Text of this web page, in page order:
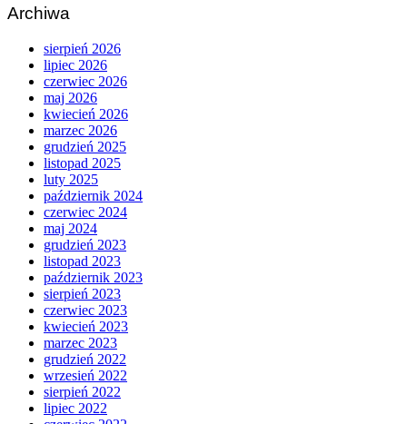
Archiwa
sierpień 2026
lipiec 2026
czerwiec 2026
maj 2026
kwiecień 2026
marzec 2026
grudzień 2025
listopad 2025
luty 2025
październik 2024
czerwiec 2024
maj 2024
grudzień 2023
listopad 2023
październik 2023
sierpień 2023
czerwiec 2023
kwiecień 2023
marzec 2023
grudzień 2022
wrzesień 2022
sierpień 2022
lipiec 2022